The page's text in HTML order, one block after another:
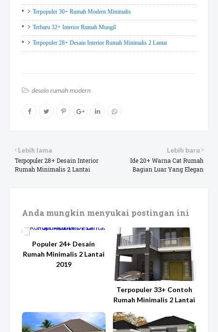
Terpopuler 30+ Rumah Modern Minimalis
Terbaru 32+ Interior Rumah Mungil
Terpopuler 28+ Desain Interior Rumah Minimalis 2 Lantai
desain rumah modern
Lebih baru
Ide 20+ Warna Cat Rumah
Bagian Luar Yang Elegan
Lebih lama
Terpopuler 28+ Desain Interior
Rumah Minimalis 2 Lantai
Anda mungkin menyukai postingan ini
Populer 24+ Desain
Rumah Minimalis 2 Lantai
2019
Terpopuler 33+ Contoh
Rumah Minimalis 2 Lantai